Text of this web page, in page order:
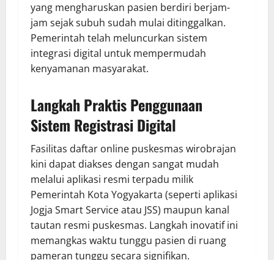
yang mengharuskan pasien berdiri berjam-
jam sejak subuh sudah mulai ditinggalkan.
Pemerintah telah meluncurkan sistem
integrasi digital untuk mempermudah
kenyamanan masyarakat.
Langkah Praktis Penggunaan
Sistem Registrasi Digital
Fasilitas daftar online puskesmas wirobrajan
kini dapat diakses dengan sangat mudah
melalui aplikasi resmi terpadu milik
Pemerintah Kota Yogyakarta (seperti aplikasi
Jogja Smart Service atau JSS) maupun kanal
tautan resmi puskesmas. Langkah inovatif ini
memangkas waktu tunggu pasien di ruang
pameran tunggu secara signifikan.